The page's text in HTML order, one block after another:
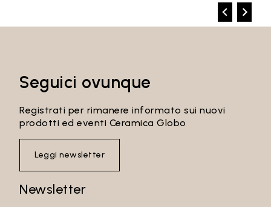
Seguici ovunque
Registrati per rimanere informato sui nuovi
prodotti ed eventi Ceramica Globo
Leggi newsletter
Newsletter